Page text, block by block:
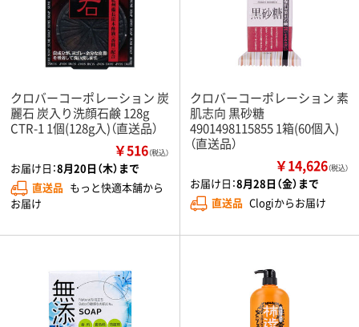
クロバーコーポレーション 炭
麗石 炭入り洗顔石鹸 128g
CTR-1 1個(128g入)（直送品）
￥516（税込）
お届け日：8月20日（木）まで
直送品 もっと快適本舗から
お届け
クロバーコーポレーション 素
肌志向 黒砂糖
4901498115855 1箱(60個入)
（直送品）
￥14,626（税込）
お届け日：8月28日（金）まで
直送品 Clogiからお届け